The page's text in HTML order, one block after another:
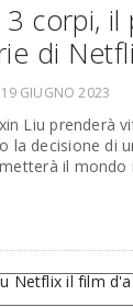
corpi, il
di
GIUGNO 2023
Liu prenderà
la decisione di
il mondo